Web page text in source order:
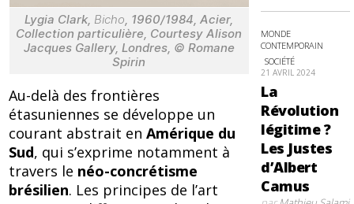
Lygia Clark, Bicho , 1960/1984, Acier,
Collection particulière, Courtesy Alison
Jacques Gallery, Londres, © Romane
Spirin
Au-delà des frontières
étasuniennes se développe un
courant abstrait enAmérique du
Sud, qui s’exprime notamment à
travers le néo-concrétisme
brésilien. Les principes de l’art
MONDE
CONTEMPORAIN
SOCIÉTÉ
21 AVRIL 2024
La
Révolution
légitime ?
Les Justes
d’Albert
Camus